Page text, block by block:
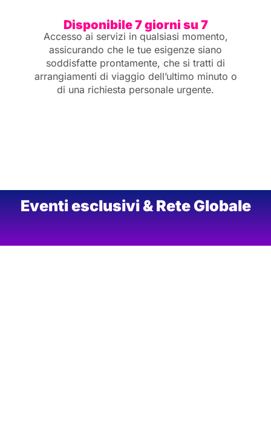
Disponibile 7 giorni su 7
Accesso ai servizi in qualsiasi momento,
assicurando che le tue esigenze siano
soddisfatte prontamente, che si tratti di
arrangiamenti di viaggio dell’ultimo minuto o
di una richiesta personale urgente.
Eventi esclusivi & Rete Globale